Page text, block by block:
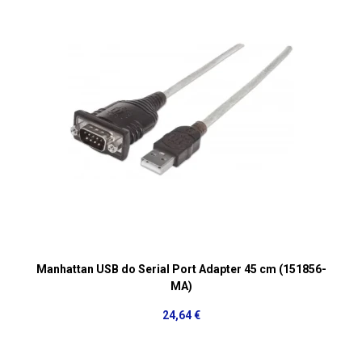
Manhattan USB do Serial Port Adapter 45 cm (151856-
MA)
24,64 €